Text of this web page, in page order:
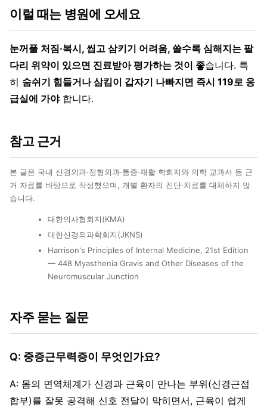
이럴 때는 병원에 오세요
눈꺼풀 처짐·복시, 씹고 삼키기 어려움, 쓸수록 심해지는 팔
다리 위약이 있으면 진료받아 평가하는 것이 좋습니다. 특
히 숨쉬기 힘들거나 삼킴이 갑자기 나빠지면 즉시 119로 응
급실에 가야합니다.
참고 근거
본 글은 국내 신경외과·정형외과·통증·재활 학회지와 의학 교과서 등 근
거 자료를 바탕으로 작성했으며, 개별 환자의 진단·치료를 대체하지 않
습니다.
대한의사협회지(KMA)
대한신경외과학회지(JKNS)
Harrison's Principles of Internal Medicine, 21st Edition
— 448 Myasthenia Gravis and Other Diseases of the
Neuromuscular Junction
자주 묻는 질문
Q: 중증근무력증이 무엇인가요?
A: 몸의 면역체계가 신경과 근육이 만나는 부위(신경근접
합부)를 잘못 공격해 신호 전달이 막히면서, 근육이 쉽게